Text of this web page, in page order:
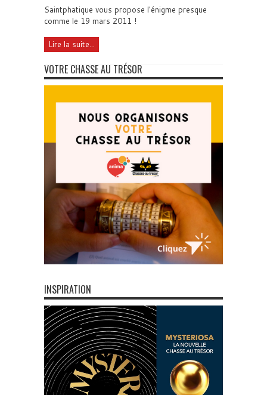
Saintphatique vous propose l'énigme presque
comme le 19 mars 2011 !
Lire la suite...
VOTRE CHASSE AU TRÉSOR
INSPIRATION